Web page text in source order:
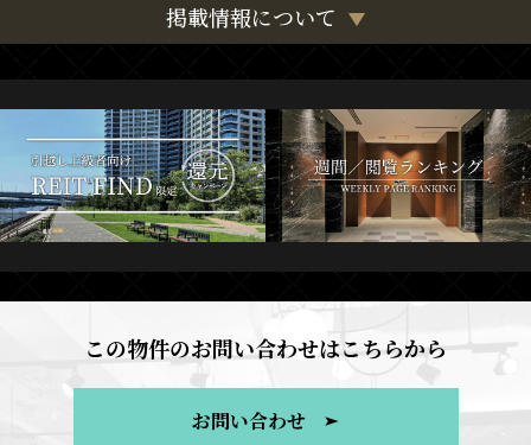
掲載情報について
この物件のお問い合わせはこちらから
お問い合わせ